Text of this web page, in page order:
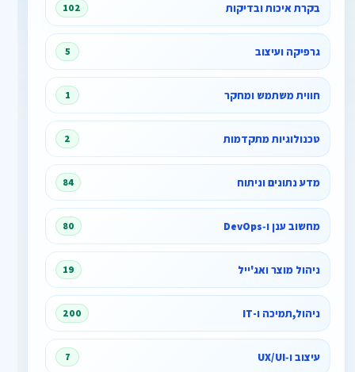
בקרת איכות ובדיקות 102
גרפיקה ועיצוב 5
חווית משתמש ומחקר 1
טכנולוגיות מתקדמות 2
מדע נתונים וניתוח 84
מחשוב ענן ו‑DevOps 80
ניהול מוצר ואג'ייל 19
ניהול,תמיכה ו-IT 200
עיצוב ו‑UX/UI 7